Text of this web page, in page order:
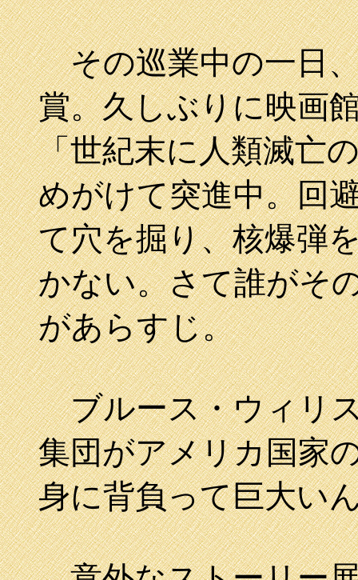
その巡業中の一日、
賞。久しぶりに映画
「世紀末に人類滅亡
めがけて突進中。回
て穴を掘り、核爆弾
かない。さて誰がそ
があらすじ。
ブルース・ウィリ
集団がアメリカ国家
身に背負って巨大い